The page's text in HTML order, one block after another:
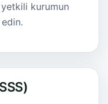
yetkili kurumun